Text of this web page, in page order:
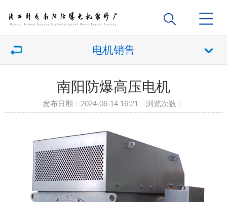
电机销售
南阳防爆高压电机
发布日期：2024-06-14 16:21 浏览次数：